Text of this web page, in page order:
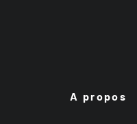
A propos